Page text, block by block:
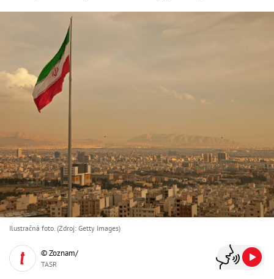
Ilustračná foto. (Zdroj: Getty Images)
© Zoznam/
TASR